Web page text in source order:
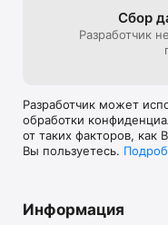
Сбор
Разработчик
Разработчик может
обработки
от таких факторов, как
Вы пользуетесь.
Информация